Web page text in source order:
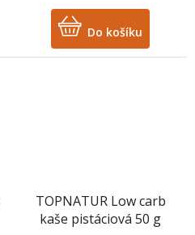
Do košíku
TOPNATUR Low carb
kaše pistáciová 50 g